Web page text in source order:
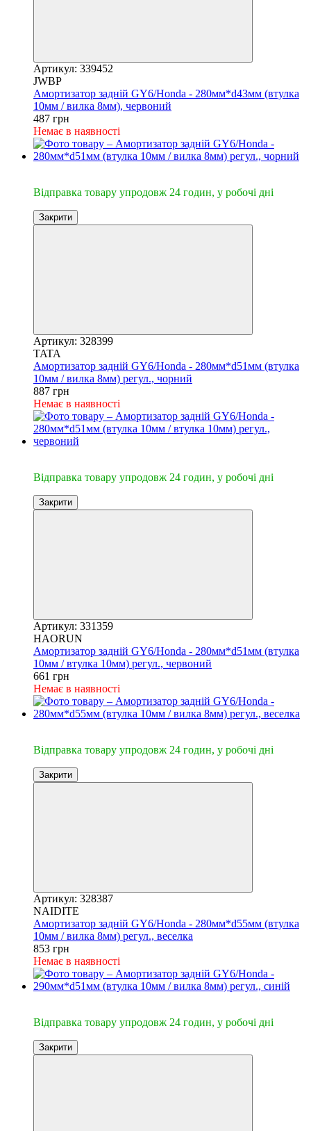
Артикул: 339452
JWBP
Амортизатор задній GY6/Honda - 280мм*d43мм (втулка
10мм / вилка 8мм), червоний
487 грн
Немає в наявності
Відправка товару упродовж 24 годин, у робочі дні
Закрити
Артикул: 328399
TATA
Амортизатор задній GY6/Honda - 280мм*d51мм (втулка
10мм / вилка 8мм) регул., чорний
887 грн
Немає в наявності
Відправка товару упродовж 24 годин, у робочі дні
Закрити
Артикул: 331359
HAORUN
Амортизатор задній GY6/Honda - 280мм*d51мм (втулка
10мм / втулка 10мм) регул., червоний
661 грн
Немає в наявності
Відправка товару упродовж 24 годин, у робочі дні
Закрити
Артикул: 328387
NAIDITE
Амортизатор задній GY6/Honda - 280мм*d55мм (втулка
10мм / вилка 8мм) регул., веселка
853 грн
Немає в наявності
Відправка товару упродовж 24 годин, у робочі дні
Закрити